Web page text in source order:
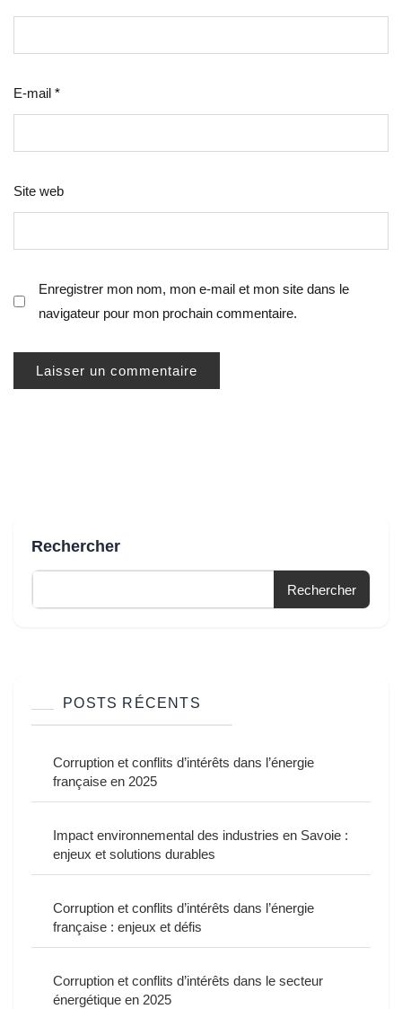
E-mail *
Site web
Enregistrer mon nom, mon e-mail et mon site dans le
navigateur pour mon prochain commentaire.
Rechercher
Rechercher
POSTS RÉCENTS
Corruption et conflits d’intérêts dans l’énergie
française en 2025
Impact environnemental des industries en Savoie :
enjeux et solutions durables
Corruption et conflits d’intérêts dans l’énergie
française : enjeux et défis
Corruption et conflits d’intérêts dans le secteur
énergétique en 2025